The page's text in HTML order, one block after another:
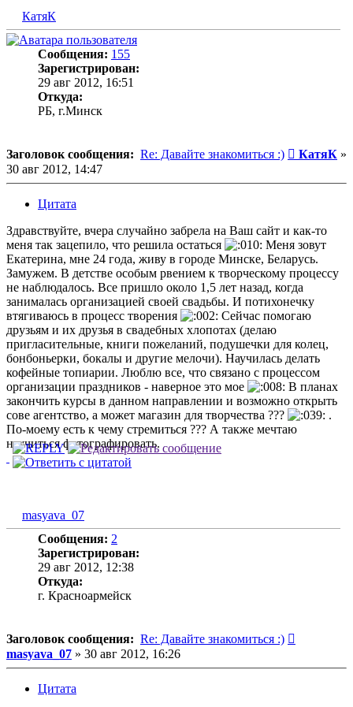
КатяК
Сообщения: 155
Зарегистрирован:
29 авг 2012, 16:51
Откуда:
РБ, г.Минск
Заголовок сообщения: Re: Давайте знакомиться :) КатяК »
30 авг 2012, 14:47
Цитата
Здравствуйте, вчера случайно забрела на Ваш сайт и как-то
меня так зацепило, что решила остаться
Меня зовут
Екатерина, мне 24 года, живу в городе Минске, Беларусь.
Замужем. В детстве особым рвением к творческому процессу
не наблюдалось. Все пришло около 1,5 лет назад, когда
занималась организацией своей свадьбы. И потихонечку
втягиваюсь в процесс творения
Сейчас помогаю
друзьям и их друзья в свадебных хлопотах (делаю
пригласительные, книги пожеланий, подушечки для колец,
бонбоньерки, бокалы и другие мелочи). Научилась делать
кофейные топиарии. Люблю все, что связано с процессом
организации праздников - наверное это мое
В планах
закончить курсы в данном направлении и возможно открыть
сове агентство, а может магазин для творчества ???
.
По-моему есть к чему стремиться ??? А также мечтаю
научиться фотографировать.
masyava_07
Сообщения: 2
Зарегистрирован:
29 авг 2012, 12:38
Откуда:
г. Красноармейск
Заголовок сообщения: Re: Давайте знакомиться :)
masyava_07 » 30 авг 2012, 16:26
Цитата